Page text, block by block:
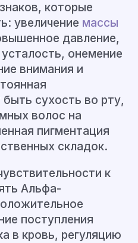
, которые
увеличение массы
давление,
онемение
внимания и
сухость во рту,
волос на
пигментация
складок.
к
Альфа-
поступления
в кровь, регуляцию